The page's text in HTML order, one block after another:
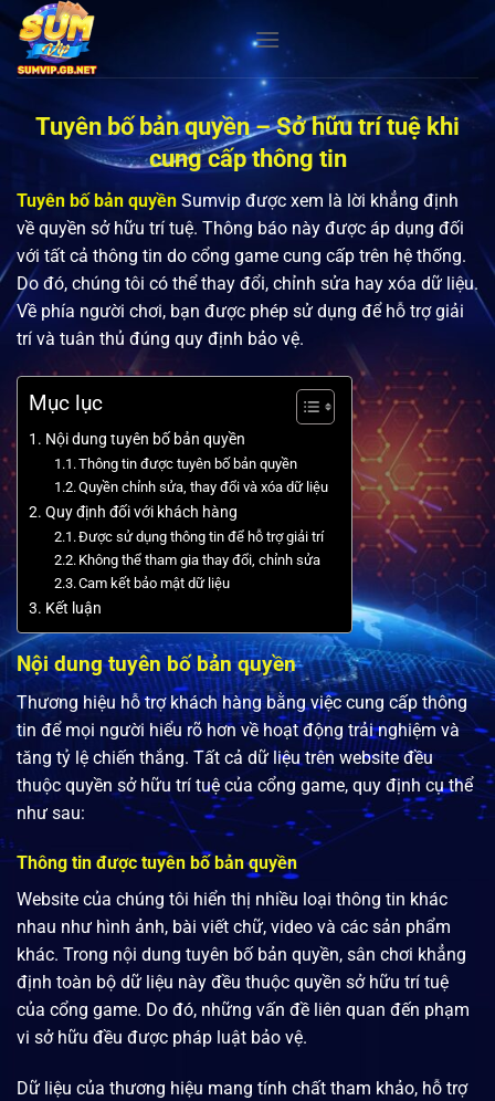
Bỏ
qua
nội
dung
Tuyên bố bản quyền – Sở hữu trí tuệ khi
cung cấp thông tin
Tuyên bố bản quyền Sumvip được xem là lời khẳng định
về quyền sở hữu trí tuệ. Thông báo này được áp dụng đối
với tất cả thông tin do cổng game cung cấp trên hệ thống.
Do đó, chúng tôi có thể thay đổi, chỉnh sửa hay xóa dữ liệu.
Về phía người chơi, bạn được phép sử dụng để hỗ trợ giải
trí và tuân thủ đúng quy định bảo vệ.
Mục lục
Nội dung tuyên bố bản quyền
Thông tin được tuyên bố bản quyền
Quyền chỉnh sửa, thay đổi và xóa dữ liệu
Quy định đối với khách hàng
Được sử dụng thông tin để hỗ trợ giải trí
Không thể tham gia thay đổi, chỉnh sửa
Cam kết bảo mật dữ liệu
Kết luận
Nội dung tuyên bố bản quyền
Thương hiệu hỗ trợ khách hàng bằng việc cung cấp thông
tin để mọi người hiểu rõ hơn về hoạt động trải nghiệm và
tăng tỷ lệ chiến thắng. Tất cả dữ liệu trên website đều
thuộc quyền sở hữu trí tuệ của cổng game, quy định cụ thể
như sau:
Thông tin được tuyên bố bản quyền
Website của chúng tôi hiển thị nhiều loại thông tin khác
nhau như hình ảnh, bài viết chữ, video và các sản phẩm
khác. Trong nội dung tuyên bố bản quyền, sân chơi khẳng
định toàn bộ dữ liệu này đều thuộc quyền sở hữu trí tuệ
của cổng game. Do đó, những vấn đề liên quan đến phạm
vi sở hữu đều được pháp luật bảo vệ.
Dữ liệu của thương hiệu mang tính chất tham khảo, hỗ trợ